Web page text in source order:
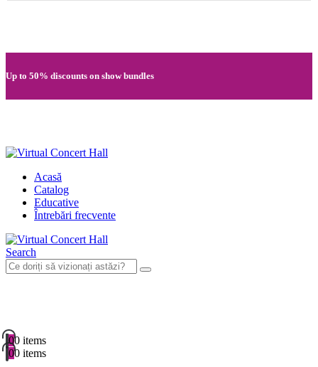
Up to 50% discounts on show bundles
Acasă
Catalog
Educative
Întrebări frecvente
Search
00 items
00 items